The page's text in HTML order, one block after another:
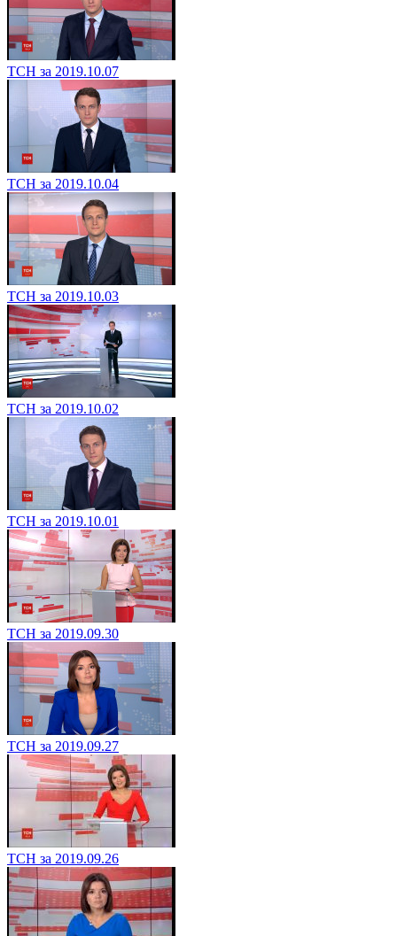
ТСН за 2019.10.07
ТСН за 2019.10.04
ТСН за 2019.10.03
ТСН за 2019.10.02
ТСН за 2019.10.01
ТСН за 2019.09.30
ТСН за 2019.09.27
ТСН за 2019.09.26